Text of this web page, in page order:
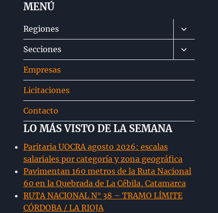
MENÚ
Regiones
Alternar
menú
hijo
Secciones
Alternar
menú
Empresas
Licitaciones
Contacto
LO MÁS VISTO DE LA SEMANA
Paritaria UOCRA agosto 2026: escalas
salariales por categoría y zona geográfica
Pavimentan 160 metros de la Ruta Nacional
60 en la Quebrada de La Cébila, Catamarca
RUTA NACIONAL N° 38 – TRAMO LÍMITE
CÓRDOBA / LA RIOJA